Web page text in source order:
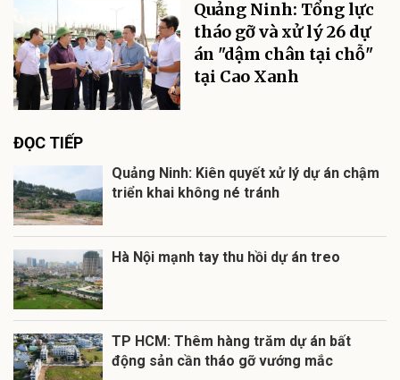
Quảng Ninh: Tổng lực
tháo gỡ và xử lý 26 dự
án "dậm chân tại chỗ"
tại Cao Xanh
ĐỌC TIẾP
Quảng Ninh: Kiên quyết xử lý dự án chậm
triển khai không né tránh
Hà Nội mạnh tay thu hồi dự án treo
TP HCM: Thêm hàng trăm dự án bất
động sản cần tháo gỡ vướng mắc